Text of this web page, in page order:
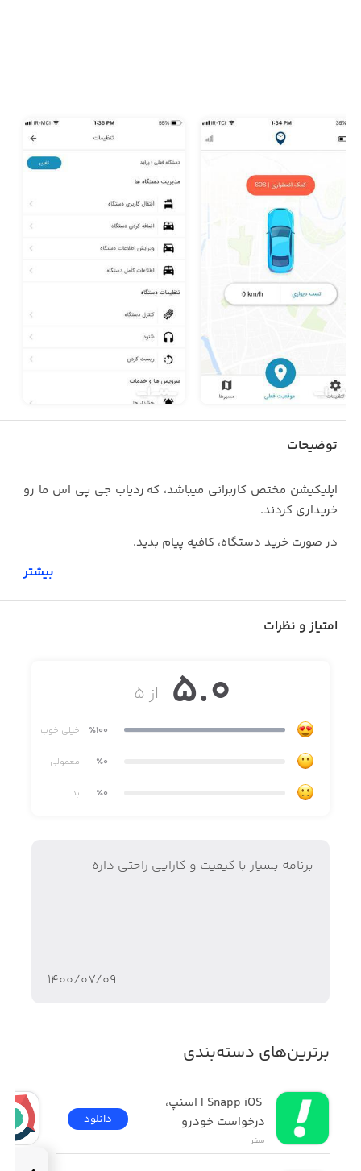
توضیحات
اپلیکیشن مختص کاربرانی میباشد، که ردیاب جی پی اس ما رو
خریداری کردند.
در صورت خرید دستگاه، کافیه پیام بدید.
بیشتر
امتیاز و نظرات
از ۵ 5.0
٪100 خیلی خوب
٪0 معمولی
٪0 بد
برنامه بسيار با كيفيت و كارايي راحتي داره
۱۴۰۰/۰۷/۰۹
برترین‌های دسته‌بندی
درخواست خودرو
سفر
دانلود